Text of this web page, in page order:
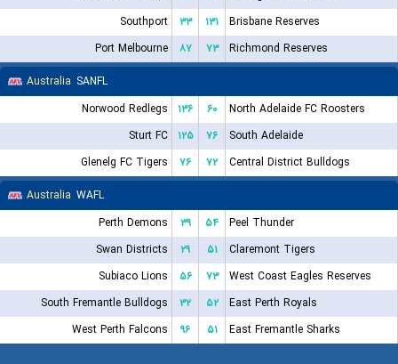
Southport
۳۳ ۱۳۱
Brisbane Reserves
Port Melbourne
۸۷ ۷۳
Richmond Reserves
Australia SANFL
Norwood Redlegs
۱۳۶ ۶۰
North Adelaide FC Roosters
Sturt FC ۱۲۵ ۷۶
South Adelaide
Glenelg FC Tigers
۷۶ ۷۲
Central District Bulldogs
Australia WAFL
Perth Demons
۳۹ ۵۴
Peel Thunder
Swan Districts
۲۹ ۵۱
Claremont Tigers
Subiaco Lions
۵۶ ۷۳
West Coast Eagles Reserves
South Fremantle Bulldogs
۳۲ ۵۲
East Perth Royals
West Perth Falcons
۹۶ ۵۱ East Fremantle Sharks